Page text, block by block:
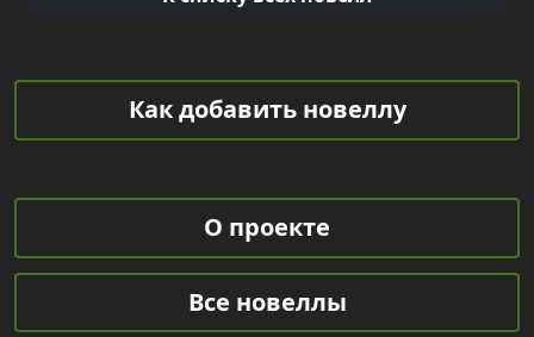
Как добавить новеллу
О проекте
Все новеллы